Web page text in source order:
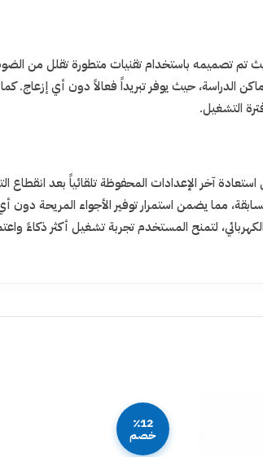
باستخدام تقنيات متطورة تقلل من
الدراسة، حيث يوفر تبريداً فعالاً دون أي
التشغيل.
آخر الإعدادات المحفوظة تلقائياً بعد انقطاع
مما يضمن استمرار توفير الأجواء المريحة
لتمنح المستخدم تجربة تشغيل أكثر ذكاءً
٪12
خصم